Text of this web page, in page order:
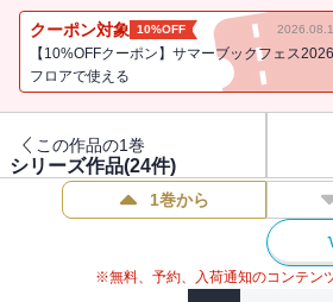
いつもの日常が一つの出逢いにより変わ
大学生×自己否定MAXな漫画家のハートフ
『マリーミー！』『僕のソルシエール』の
クーポン対象 10%OFF
【10%OFFクーポン】サマーブックフェス
フロアで使える
この作品の1巻
シリーズ作品(24件)
1巻から
※無料、予約、入荷通知のコンテン